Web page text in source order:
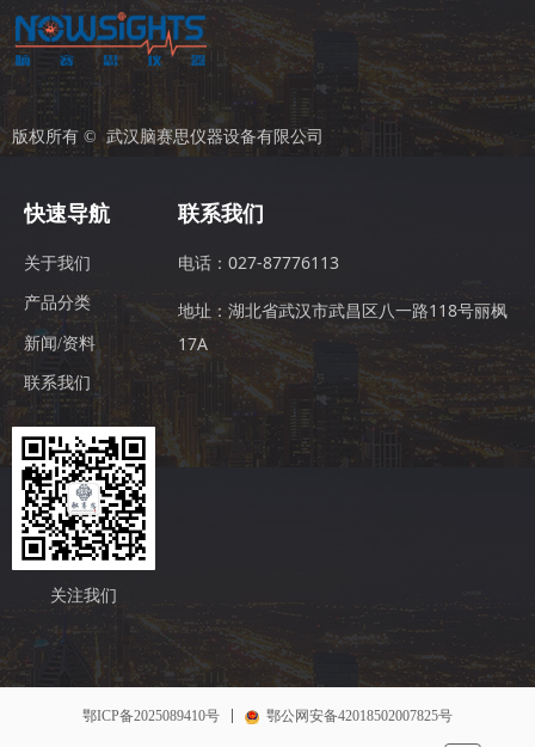
版权所有 © 武汉脑赛思仪器设备有限公司
快速导航
关于我们
产品分类
新闻/资料
联系我们
联系我们
电话：027-87776113
地址：湖北省武汉市武昌区八一路118号丽枫
17A
关注我们
鄂ICP备2025089410号 鄂公网安备42018502007825号